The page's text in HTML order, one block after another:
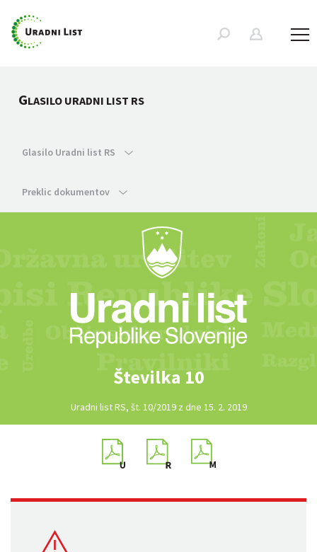
GLASILO URADNI LIST RS
Glasilo Uradni list RS
Preklic dokumentov
Številka 10
Uradni list RS, št. 10/2019 z dne 15. 2. 2019